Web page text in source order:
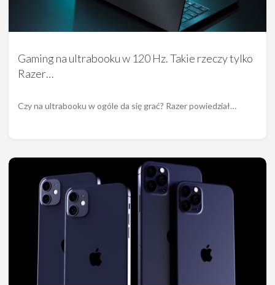
Gaming na ultrabooku w 120 Hz. Takie rzeczy tylko
Razer…
Czy na ultrabooku w ogóle da się grać? Razer powiedział…